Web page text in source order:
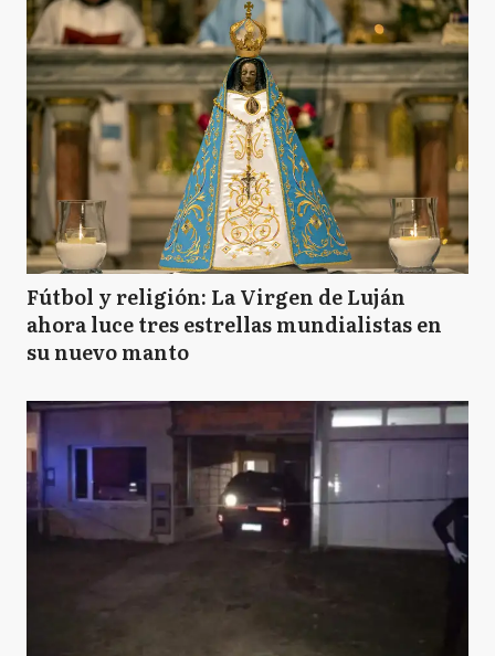
Fútbol y religión: La Virgen de Luján
ahora luce tres estrellas mundialistas en
su nuevo manto